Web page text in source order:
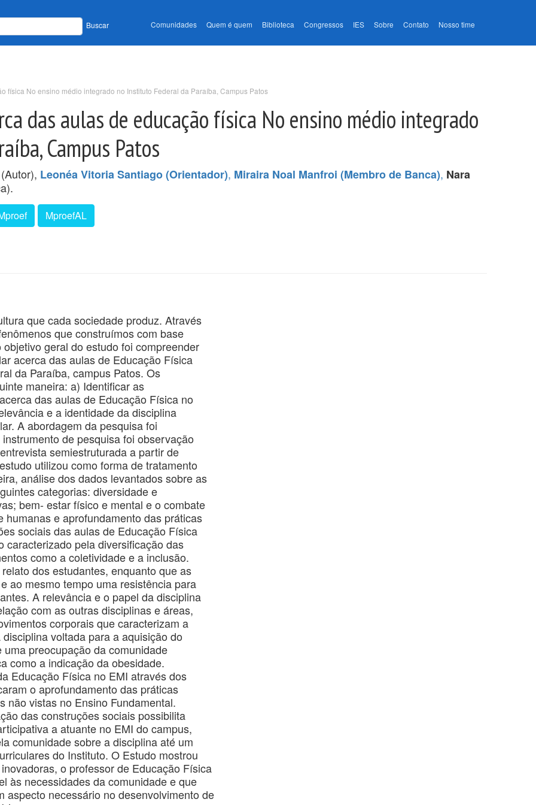
Buscar Comunidades Quem é quem Biblioteca Congressos IES Sobre Contato Nosso time
física No ensino médio integrado no Instituto Federal da Paraíba, Campus Patos
das aulas de educação física No ensino médio integrado
Campus Patos
(Autor), Leonéa Vitoria Santiago (Orientador), Miraira Noal Manfroi (Membro de Banca), Nara
MproefAL
que cada sociedade produz. Através
que construímos com base
geral do estudo foi compreender
acerca das aulas de Educação Física
da Paraíba, campus Patos. Os
maneira: a) Identificar as
das aulas de Educação Física no
e a identidade da disciplina
A abordagem da pesquisa foi
de pesquisa foi observação
semiestruturada a partir de
utilizou como forma de tratamento
análise dos dados levantados sobre as
categorias: diversidade e
bem- estar físico e mental e o combate
e aprofundamento das práticas
sociais das aulas de Educação Física
caracterizado pela diversificação das
como a coletividade e a inclusão.
dos estudantes, enquanto que as
ao mesmo tempo uma resistência para
A relevância e o papel da disciplina
com as outras disciplinas e áreas,
corporais que caracterizam a
voltada para a aquisição do
preocupação da comunidade
como a indicação da obesidade.
Educação Física no EMI através dos
o aprofundamento das práticas
não vistas no Ensino Fundamental.
das construções sociais possibilita
a atuante no EMI do campus,
comunidade sobre a disciplina até um
do Instituto. O Estudo mostrou
o professor de Educação Física
às necessidades da comunidade e que
necessário no desenvolvimento de